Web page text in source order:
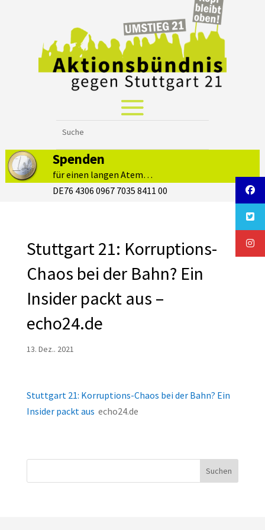
Spenden
für einen langen Atem…
DE76 4306 0967 7035 8411 00
Stuttgart 21: Korruptions-
Chaos bei der Bahn? Ein
Insider packt aus –
echo24.de
13. Dez.. 2021
Stuttgart 21: Korruptions-Chaos bei der Bahn? Ein
Insider packt aus echo24.de
Suchen